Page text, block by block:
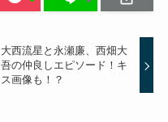
大西流星と永瀬廉、西畑大
吾の仲良しエピソード！キ
ス画像も！？